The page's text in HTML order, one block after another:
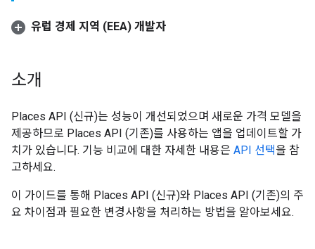
유럽 경제 지역 (EEA) 개발자
소개
Places API (신규)는 성능이 개선되었으며 새로운 가격 모델을
제공하므로 Places API (기존)를 사용하는 앱을 업데이트할 가
치가 있습니다. 기능 비교에 대한 자세한 내용은 API 선택을 참
고하세요.
이 가이드를 통해 Places API (신규)와 Places API (기존)의 주
요 차이점과 필요한 변경사항을 처리하는 방법을 알아보세요.